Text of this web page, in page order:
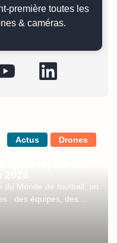
première toutes les
& caméras.
Actus Drones
du Monde de football, un
: des équipes, des